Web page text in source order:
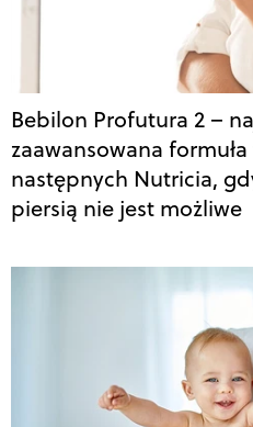
Bebilon Profutura 2 –
zaawansowana
następnych Nutricia,
piersią nie jest możliwe